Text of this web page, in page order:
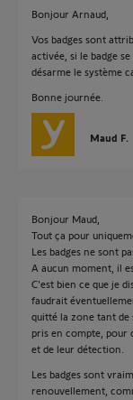
Bonjour Arnaud,
Vos badges sont
activée, si le badge
désarme le système
Bonne journée.
Maud F.
Bonjour Maud,
Tout ça pour
Les badges ne sont
A aucun moment, il
C'est bien ce que je
faudrait
quitté la zone tant de
pris en compte, pour
et de leur détection.
Les badges sont
renouvellement,